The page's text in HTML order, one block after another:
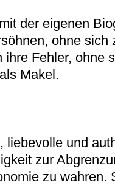
der eigenen
ohne sich
Fehler, ohne
Makel.
liebevolle und
zur
zu wahren.